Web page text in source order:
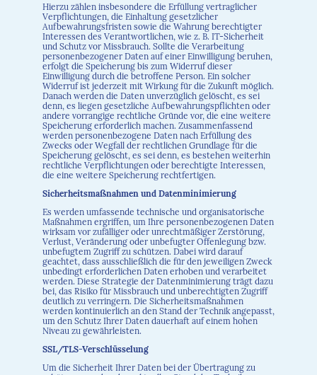
Hierzu zählen insbesondere die Erfüllung vertraglicher
Verpflichtungen, die Einhaltung gesetzlicher
Aufbewahrungsfristen sowie die Wahrung berechtigter
Interessen des Verantwortlichen, wie z. B. IT-Sicherheit
und Schutz vor Missbrauch. Sollte die Verarbeitung
personenbezogener Daten auf einer Einwilligung beruhen,
erfolgt die Speicherung bis zum Widerruf dieser
Einwilligung durch die betroffene Person. Ein solcher
Widerruf ist jederzeit mit Wirkung für die Zukunft möglich.
Danach werden die Daten unverzüglich gelöscht, es sei
denn, es liegen gesetzliche Aufbewahrungspflichten oder
andere vorrangige rechtliche Gründe vor, die eine weitere
Speicherung erforderlich machen. Zusammenfassend
werden personenbezogene Daten nach Erfüllung des
Zwecks oder Wegfall der rechtlichen Grundlage für die
Speicherung gelöscht, es sei denn, es bestehen weiterhin
rechtliche Verpflichtungen oder berechtigte Interessen,
die eine weitere Speicherung rechtfertigen.
Sicherheitsmaßnahmen und Datenminimierung
Es werden umfassende technische und organisatorische
Maßnahmen ergriffen, um Ihre personenbezogenen Daten
wirksam vor zufälliger oder unrechtmäßiger Zerstörung,
Verlust, Veränderung oder unbefugter Offenlegung bzw.
unbefugtem Zugriff zu schützen. Dabei wird darauf
geachtet, dass ausschließlich die für den jeweiligen Zweck
unbedingt erforderlichen Daten erhoben und verarbeitet
werden. Diese Strategie der Datenminimierung trägt dazu
bei, das Risiko für Missbrauch und unberechtigten Zugriff
deutlich zu verringern. Die Sicherheitsmaßnahmen
werden kontinuierlich an den Stand der Technik angepasst,
um den Schutz Ihrer Daten dauerhaft auf einem hohen
Niveau zu gewährleisten.
SSL/TLS-Verschlüsselung
Um die Sicherheit Ihrer Daten bei der Übertragung zu